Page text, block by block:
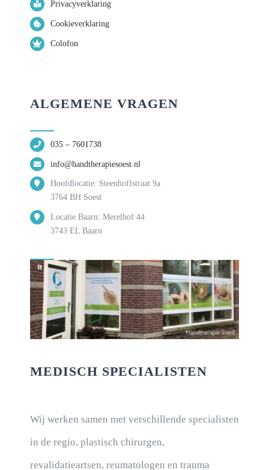
Privacyverklaring
Cookieverklaring
Colofon
ALGEMENE VRAGEN
035 – 7601738
info@handtherapiesoest.nl
Hoofdlocatie: Steenhoffstraat 9a
3764 BH Soest
Locatie Baarn: Merelhof 44
3743 EL Baarn
MEDISCH SPECIALISTEN
Wij werken samen met verschillende specialisten
in de regio, plastisch chirurgen,
revalidatieartsen, reumatologen en trauma